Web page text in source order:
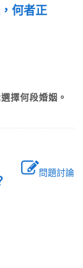
何者正
擇何段婚姻。
問題討論